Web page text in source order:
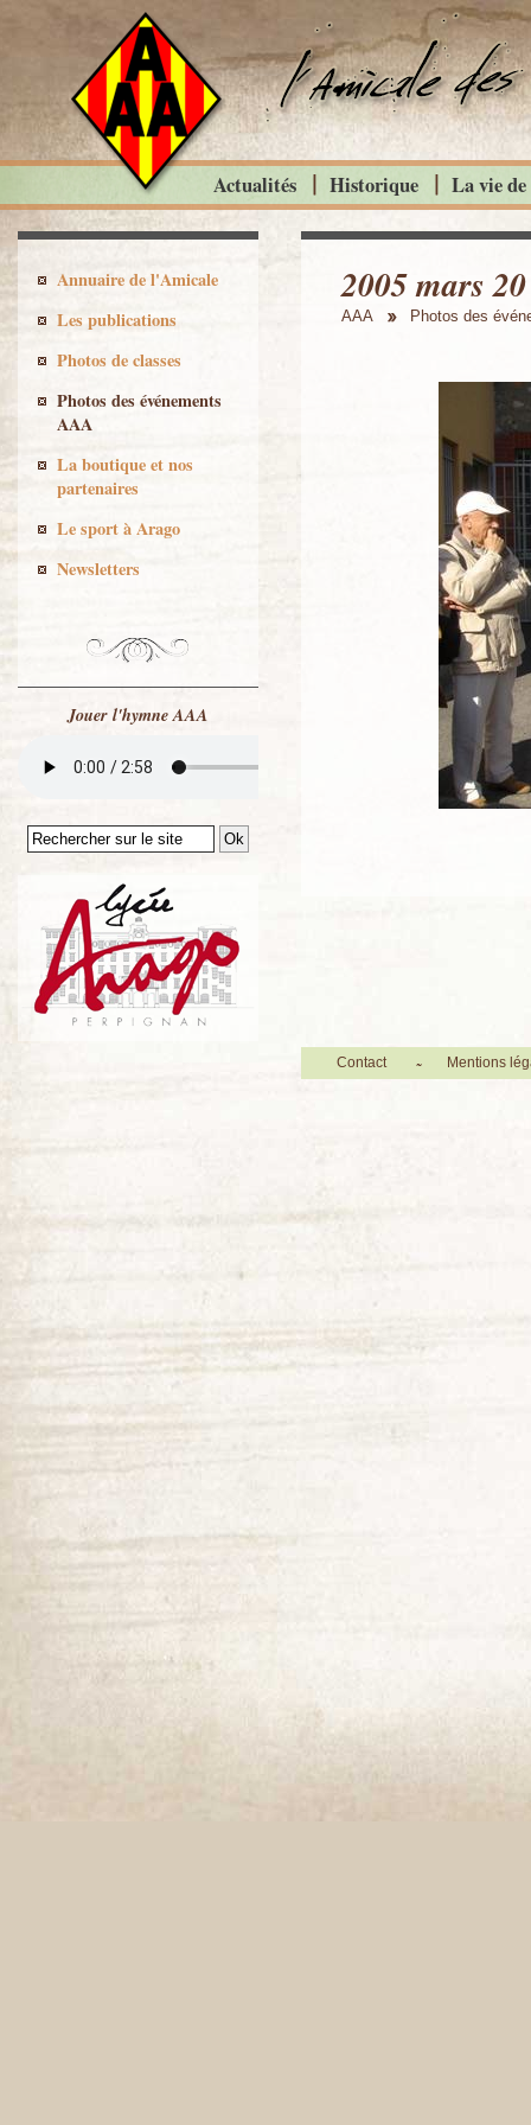
2005 mars
AAA Photos des
Actualités Historique La vie
Annuaire de l'Amicale
Les publications
Photos de classes
Photos des événements
AAA
La boutique et nos
partenaires
Le sport à Arago
Newsletters
Jouer l'hymne AAA
Contact Mentions